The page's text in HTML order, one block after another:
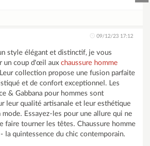
09/12/23 17:12
style élégant et distinctif, je vous
un coup d'œil aux chaussure homme
collection propose une fusion parfaite
et de confort exceptionnel. Les
& Gabbana pour hommes sont
leur qualité artisanale et leur esthétique
mode. Essayez-les pour une allure qui ne
faire tourner les têtes. Chaussure homme
la quintessence du chic contemporain.